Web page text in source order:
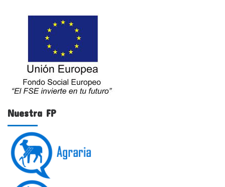
Nuestra FP